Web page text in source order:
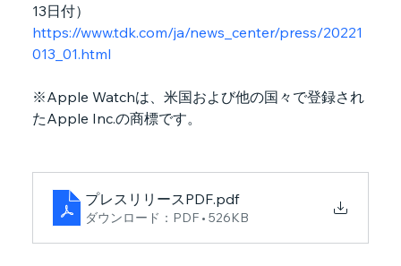
13日付）
https://www.tdk.com/ja/news_center/press/20221
013_01.html
※Apple Watchは、米国および他の国々で登録され
たApple Inc.の商標です。
プレスリリースPDF.pdf
ダウンロード：PDF • 526KB